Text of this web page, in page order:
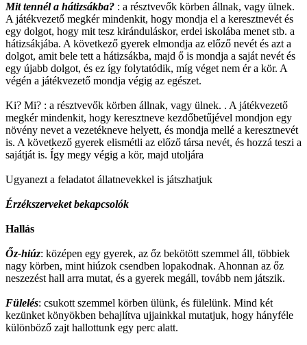
Mit tennél a hátizsákba? : a résztvevők körben állnak, vagy ülnek.
A játékvezető megkér mindenkit, hogy mondja el a keresztnevét és
egy dolgot, hogy mit tesz kiránduláskor, erdei iskolába menet stb. a
hátizsákjába. A következő gyerek elmondja az előző nevét és azt a
dolgot, amit bele tett a hátizsákba, majd ő is mondja a saját nevét és
egy újabb dolgot, és ez így folytatódik, míg véget nem ér a kör. A
végén a játékvezető mondja végig az egészet.
Ki? Mi? : a résztvevők körben állnak, vagy ülnek. . A játékvezető
megkér mindenkit, hogy keresztneve kezdőbetűjével mondjon egy
növény nevet a vezetékneve helyett, és mondja mellé a keresztnevét
is. A következő gyerek elismétli az előző társa nevét, és hozzá teszi a
sajátját is. Így megy végig a kör, majd utoljára
Ugyanezt a feladatot állatnevekkel is játszhatjuk
Érzékszerveket bekapcsolók
Hallás
Őz-hiúz: középen egy gyerek, az őz bekötött szemmel áll, többiek
nagy körben, mint hiúzok csendben lopakodnak. Ahonnan az őz
neszezést hall arra mutat, és a gyerek megáll, tovább nem játszik.
Fülelés: csukott szemmel körben ülünk, és fülelünk. Mind két
kezünket könyökben behajlítva ujjainkkal mutatjuk, hogy hányféle
különböző zajt hallottunk egy perc alatt.